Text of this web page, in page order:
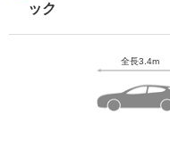
ック
全長3.4m